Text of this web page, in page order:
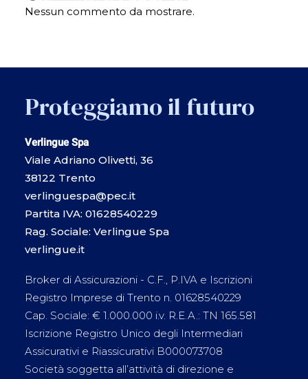
Nessun commento da mostrare.
Proteggiamo il futuro
Verlingue Spa
Viale Adriano Olivetti, 36
38122 Trento
verlinguespa@pec.it
Partita IVA: 01628540229
Rag. Sociale: Verlingue Spa
verlingue.it
Broker di Assicurazioni - C.F., P.IVA e Iscrizioni
Registro Imprese di Trento n. 01628540229
Cap. Sociale: € 1.000.000 i.v. R.E.A.: TN 165.581
Iscrizione Registro Unico degli Intermediari
Assicurativi e Riassicurativi B000073708
Società soggetta all’attività di direzione e